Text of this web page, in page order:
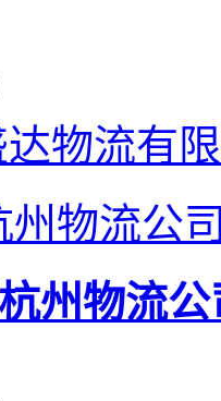
物流有
州物流